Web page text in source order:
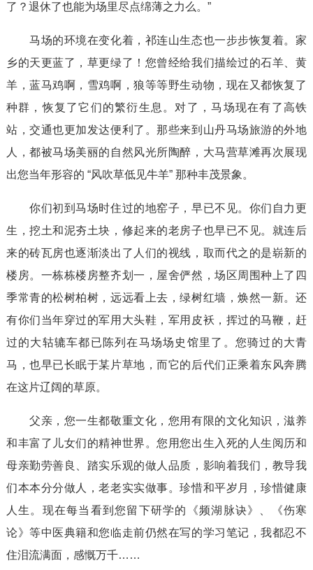
了？退休了也能为场里尽点绵薄之力么。”
马场的环境在变化着，祁连山生态也一步步恢复着。家
乡的天更蓝了，草更绿了！您曾经给我们描绘过的石羊、黄
羊，蓝马鸡啊，雪鸡啊，狼等等野生动物，现在又都恢复了
种群，恢复了它们的繁衍生息。对了，马场现在有了高铁
站，交通也更加发达便利了。那些来到山丹马场旅游的外地
人，都被马场美丽的自然风光所陶醉，大马营草滩再次展现
出您当年形容的 “风吹草低见牛羊” 那种丰茂景象。
你们初到马场时住过的地窑子，早已不见。你们自力更
生，挖土和泥夯土块，修起来的老房子也早已不见。就连后
来的砖瓦房也逐渐淡出了人们的视线，取而代之的是崭新的
楼房。一栋栋楼房整齐划一，屋舍俨然，场区周围种上了四
季常青的松树柏树，远远看上去，绿树红墙，焕然一新。还
有你们当年穿过的军用大头鞋，军用皮袄，挥过的马鞭，赶
过的大轱辘车都已陈列在马场场史馆里了。您骑过的大青
马，也早已长眠于某片草地，而它的后代们正乘着东风奔腾
在这片辽阔的草原。
父亲，您一生都敬重文化，您用有限的文化知识，滋养
和丰富了儿女们的精神世界。您用您出生入死的人生阅历和
母亲勤劳善良、踏实乐观的做人品质，影响着我们，教导我
们本本分分做人，老老实实做事。珍惜和平岁月，珍惜健康
人生。现在每当看到您留下研学的《频湖脉诀》、《伤寒
论》等中医典籍和您临走前仍然在写的学习笔记，我都忍不
住泪流满面，感慨万千……